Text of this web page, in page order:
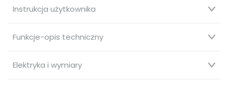
Instrukcja użytkownika
Funkcje-opis techniczny
Elektryka i wymiary